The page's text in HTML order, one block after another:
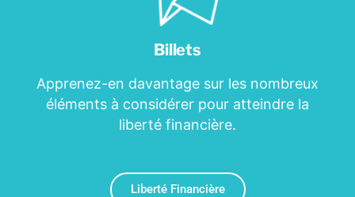
Billets
Apprenez-en davantage sur les nombreux
éléments à considérer pour atteindre la
liberté financière.
Liberté Financière